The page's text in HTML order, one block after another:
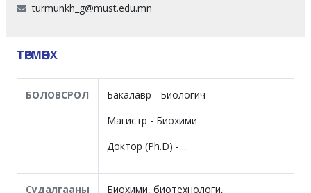
turmunkh_g@must.edu.mn
ТӨРМӨНХ
БОЛОВСРОЛ
Бакалавр - Биологич
Магистр - Биохими
Доктор (Ph.D) - ...
Судалгааны
Биохими, биотехнологи,